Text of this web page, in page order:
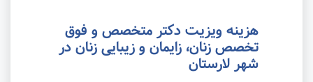
هزینه ویزیت دکتر متخصص و فوق
تخصص زنان، زایمان و زیبایی زنان در
شهر لارستان